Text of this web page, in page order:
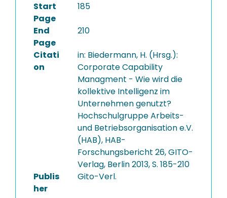
Start
Page
185
End
Page
210
Citati
on
in: Biedermann, H. (Hrsg.):
Corporate Capability
Managment - Wie wird die
kollektive Intelligenz im
Unternehmen genutzt?
Hochschulgruppe Arbeits-
und Betriebsorganisation e.V.
(HAB), HAB-
Forschungsbericht 26, GITO-
Verlag, Berlin 2013, S. 185-210
Publis
her
Gito-Verl.